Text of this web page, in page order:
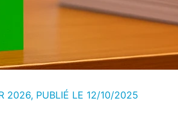
2026, PUBLIÉ LE 12/10/2025